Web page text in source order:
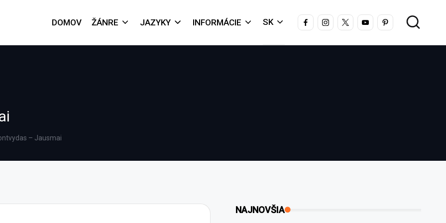
DOMOV ŽÁNRE JAZYKY INFORMÁCIE SK FACEBOOKINSTAGRAM
X YOUTUBEPINTEREST
– Jausmai
NAJNOVŠIA